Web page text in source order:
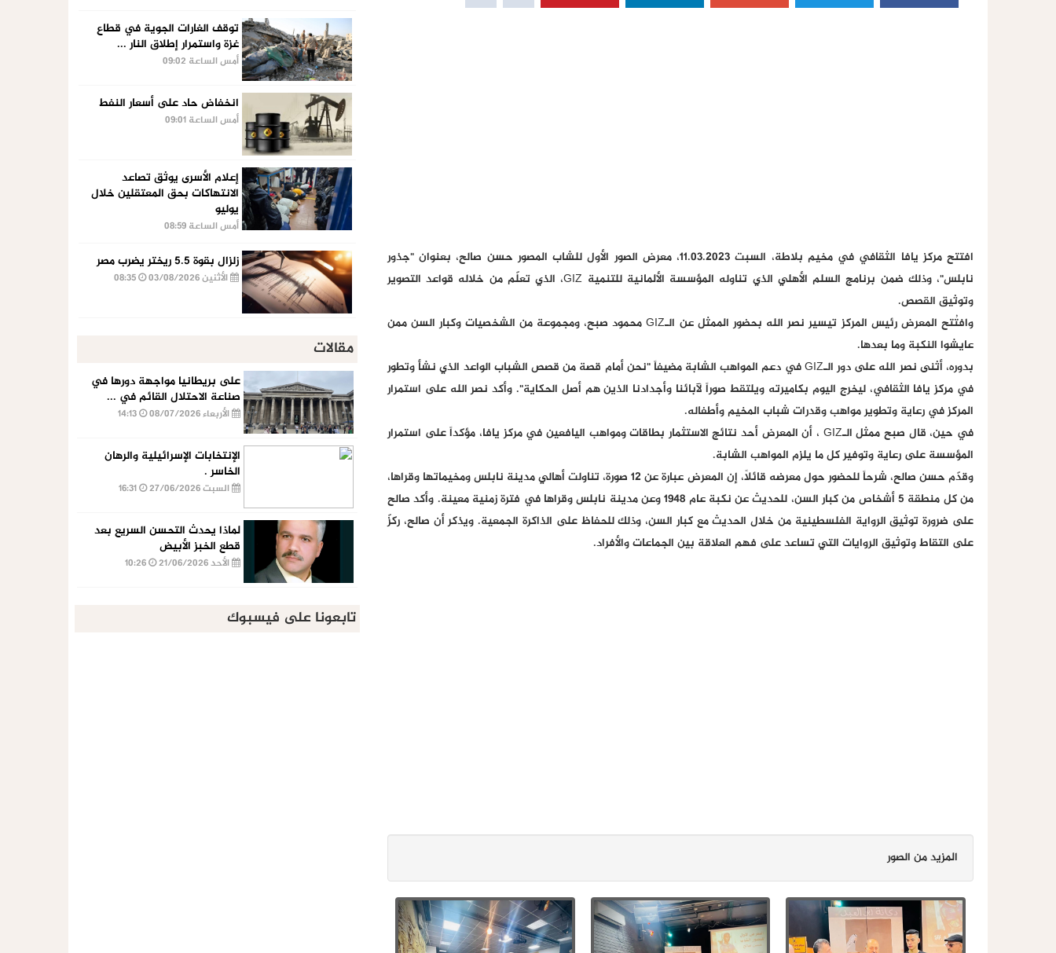
افتتح مركز يافا الثقافي في مخيم بلاطة، السبت 11.03.2023، معرض الصور الأول للشاب المصور حسن صالح، بعنوان "جذور
نابلس"، وذلك ضمن برنامج السلم الأهلي الذي تناوله المؤسسة الألمانية للتنمية GIZ، الذي تعلّم من خلاله قواعد التصوير
وتوثيق القصص.
وافتُتح المعرض رئيس المركز تيسير نصر الله بحضور الممثل عن الـGIZ محمود صبح، ومجموعة من الشخصيات وكبار السن ممن
عايشوا النكبة وما بعدها.
بدوره، أثنى نصر الله على دور الـGIZ في دعم المواهب الشابة مضيفاً "نحن أمام قصة من قصص الشباب الواعد الذي نشأ وتطور
في مركز يافا الثقافي، ليخرج اليوم بكاميرته ويلتقط صوراً لآبائنا وأجدادنا الذين هم أصل الحكاية". وأكد نصر الله على استمرار
المركز في رعاية وتطوير مواهب وقدرات شباب المخيم وأطفاله.
في حين، قال صبح ممثل الـGIZ ، أن المعرض أحد نتائج الاستثمار بطاقات ومواهب اليافعين في مركز يافا، مؤكداً على استمرار
المؤسسة على رعاية وتوفير كل ما يلزم المواهب الشابة.
وقدّم حسن صالح، شرحاً للحضور حول معرضه قائلاً، إن المعرض عبارة عن 12 صورة، تناولت أهالي مدينة نابلس ومخيماتها وقراها،
من كل منطقة 5 أشخاص من كبار السن، للحديث عن نكبة عام 1948 وعن مدينة نابلس وقراها في فترة زمنية معينة. وأكد صالح
على ضرورة توثيق الرواية الفلسطينية من خلال الحديث مع كبار السن، وذلك للحفاظ على الذاكرة الجمعية. ويذكر أن صالح، ركزّ
على التقاط وتوثيق الروايات التي تساعد على فهم العلاقة بين الجماعات والأفراد.
المزيد من الصور
توقف الغارات الجوية في قطاع
غزة واستمرار إطلاق النار ...
أمس الساعة 09:02
انخفاض حاد على أسعار النفط
أمس الساعة 09:01
إعلام الأسرى يوثق تصاعد
الانتهاكات بحق المعتقلين خلال
يوليو
أمس الساعة 08:59
زلزال بقوة 5.5 ريختر يضرب مصر
الأثنين 03/08/2026
مقالات
على بريطانيا مواجهة دورها في
صناعة الاحتلال القائم في ...
الأربعاء 08/07/2026
الإنتخابات الإسرائيلية والرهان
الخاسر .
السبت 27/06/2026
لماذا يحدث التحسن السريع بعد
قطع الخبز الأبيض
الأحد 21/06/2026
تابعونا على فيسبوك